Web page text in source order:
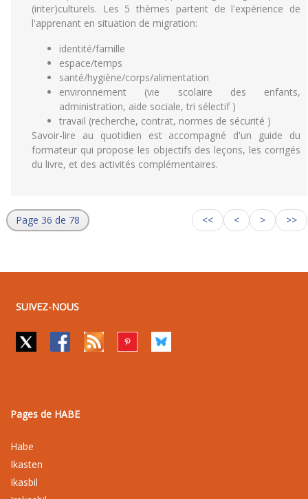
(inter)culturels. Les 5 thèmes partent de l'expérience de
l'apprenant en situation de migration:
identité/famille
espace/temps
santé/hygiène/corps/alimentation
environnement (vie scolaire des enfants,
administration, aide sociale, tri sélectif )
travail (recherche, contrat, normes de sécurité )
Savoir-lire au quotidien est accompagné d'un guide du
formateur qui propose les objectifs des leçons, les corrigés
du livre, et des activités complémentaires.
Page 36 de 78 << < > >>
SUIVEZ-NOUS
Pages de HABE
Habe
Ikasten
Ikasbil